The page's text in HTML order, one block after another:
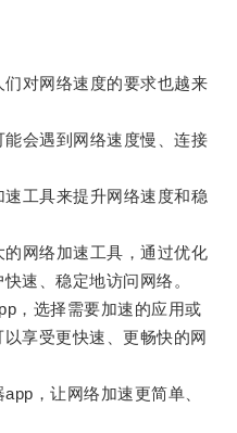
对网络速度的要求也越来
会遇到网络速度慢、连接
工具来提升网络速度和稳
网络加速工具，通过优化
速、稳定地访问网络。
选择需要加速的应用或
享受更快速、更畅快的网
，让网络加速更简单、